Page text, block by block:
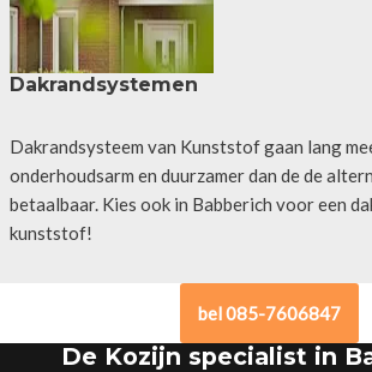
Dakrandsystemen
Dakrandsysteem van Kunststof gaan lang
onderhoudsarm en duurzamer dan de de
betaalbaar. Kies ook in Babberich voor een
kunststof!
bel 085-7606847
De Kozijn specialist in